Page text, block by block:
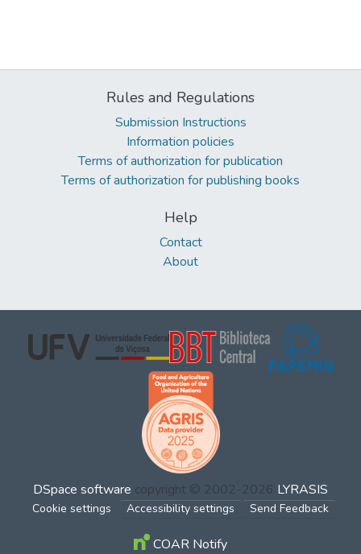
Rules and Regulations
Submission Instructions
Information policies
Terms of authorization for publication
Terms of authorization for publishing books
Help
Contact
About
DSpace software copyright © 2002-2026 LYRASIS
Cookie settings Accessibility settings Send Feedback
COAR Notify